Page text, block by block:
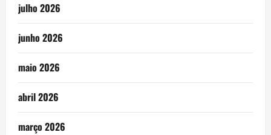
julho 2026
junho 2026
maio 2026
abril 2026
março 2026